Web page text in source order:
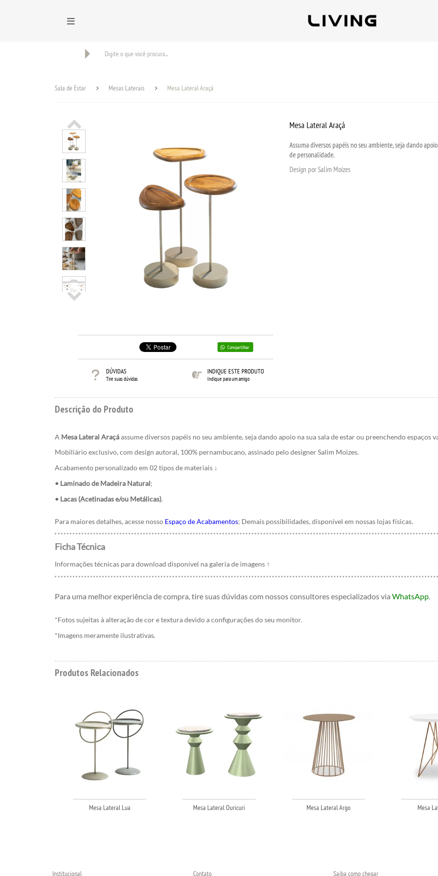
Sala de Estar Mesas Laterais Mesa Lateral Araçá
Compartilhar
DÚVIDAS
Tire suas dúvidas
INDIQUE ESTE PRODUTO
Indique para um amigo
Mesa Lateral Araçá
Assuma diversos papéis no seu ambiente, seja dando
de personalidade.
Design por Salim Moízes
Descrição do Produto
A Mesa Lateral Araçáassume diversos papéis no seu ambiente, seja dando apoio na sua sala de estar ou preenchendo espaços
Mobiliário exclusivo, com design autoral, 100% pernambucano, assinado pelo designer Salim Moizes.
Acabamento personalizado em 02 tipos de materiais ↓
• Laminado de Madeira Natural;
• Lacas (Acetinadas e/ou Metálicas).
Para maiores detalhes, acesse nosso Espaço de Acabamentos; Demais possibilidades, disponível em nossas lojas físicas.
Ficha Técnica
Informações técnicas para download disponível na galeria de imagens ↑
Para uma melhor experiência de compra, tire suas dúvidas com nossos consultores especializadosvia WhatsApp.
*Fotos sujeitas à alteração de cor e textura devido a configurações do seu monitor.
*Imagens meramente ilustrativas.
Produtos Relacionados
Mesa Lateral Lua Mesa Lateral Ouricuri Mesa Lateral Argo Mesa
Institucional Contato Saiba como chegar